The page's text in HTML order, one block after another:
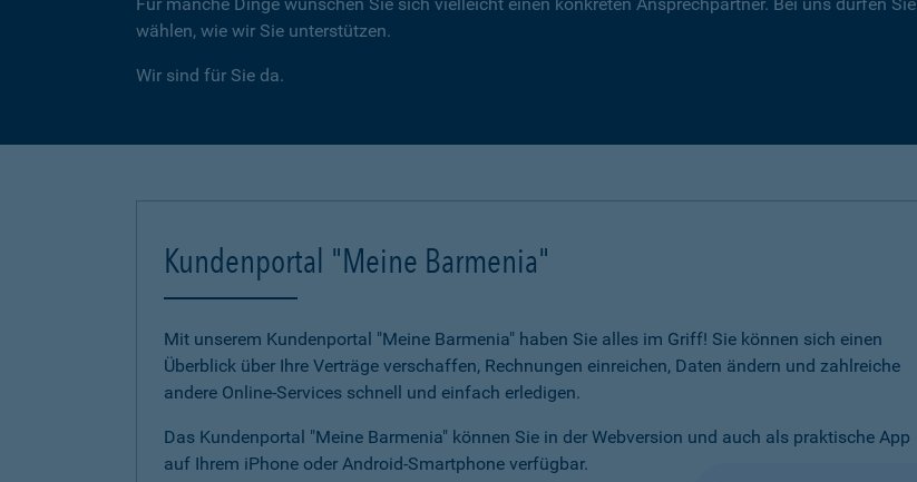
wählen, wie wir Sie unterstützen.
Wir sind für Sie da.
Kundenportal "Meine Barmenia"
Mit unserem Kundenportal "Meine Barmenia" haben Sie alles im Griff! Sie können sich einen
Überblick über Ihre Verträge verschaffen, Rechnungen einreichen, Daten ändern und zahlreiche
andere Online-Services schnell und einfach erledigen.
Das Kundenportal "Meine Barmenia" können Sie in der Webversion und auch als praktische App
auf Ihrem iPhone oder Android-Smartphone verfügbar.